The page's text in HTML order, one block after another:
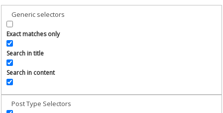
Generic selectors
Exact matches only
Search in title
Search in content
Post Type Selectors